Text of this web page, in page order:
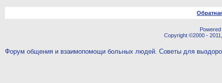
Copyright ©2000 -
Форум общения и взаимопомощи больных людей. Советы для